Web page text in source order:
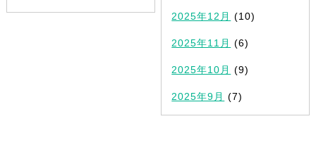
2025年12月 (10)
2025年11月 (6)
2025年10月 (9)
2025年9月 (7)